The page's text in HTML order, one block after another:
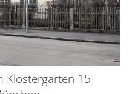
Klostergarten 15